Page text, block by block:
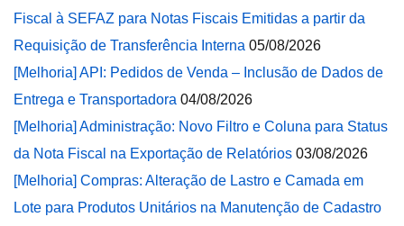
Fiscal à SEFAZ para Notas Fiscais Emitidas a partir da
Requisição de Transferência Interna 05/08/2026
[Melhoria] API: Pedidos de Venda – Inclusão de Dados de
Entrega e Transportadora 04/08/2026
[Melhoria] Administração: Novo Filtro e Coluna para Status
da Nota Fiscal na Exportação de Relatórios 03/08/2026
[Melhoria] Compras: Alteração de Lastro e Camada em
Lote para Produtos Unitários na Manutenção de Cadastro